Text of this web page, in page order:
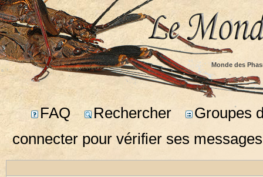
Monde des
FAQ Rechercher
Groupes
connecter pour vérifier ses